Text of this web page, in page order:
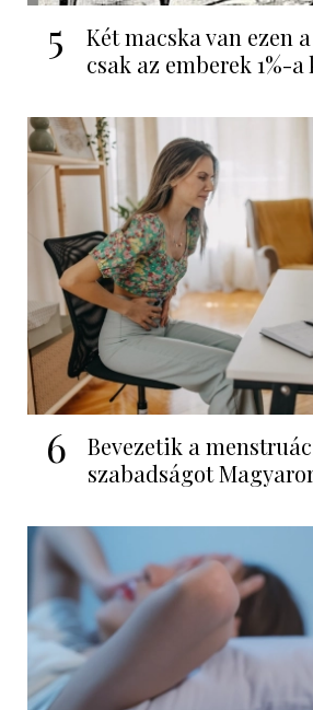
5
Két macska van ezen
csak az emberek 1%-a
6
Bevezetik a
szabadságot